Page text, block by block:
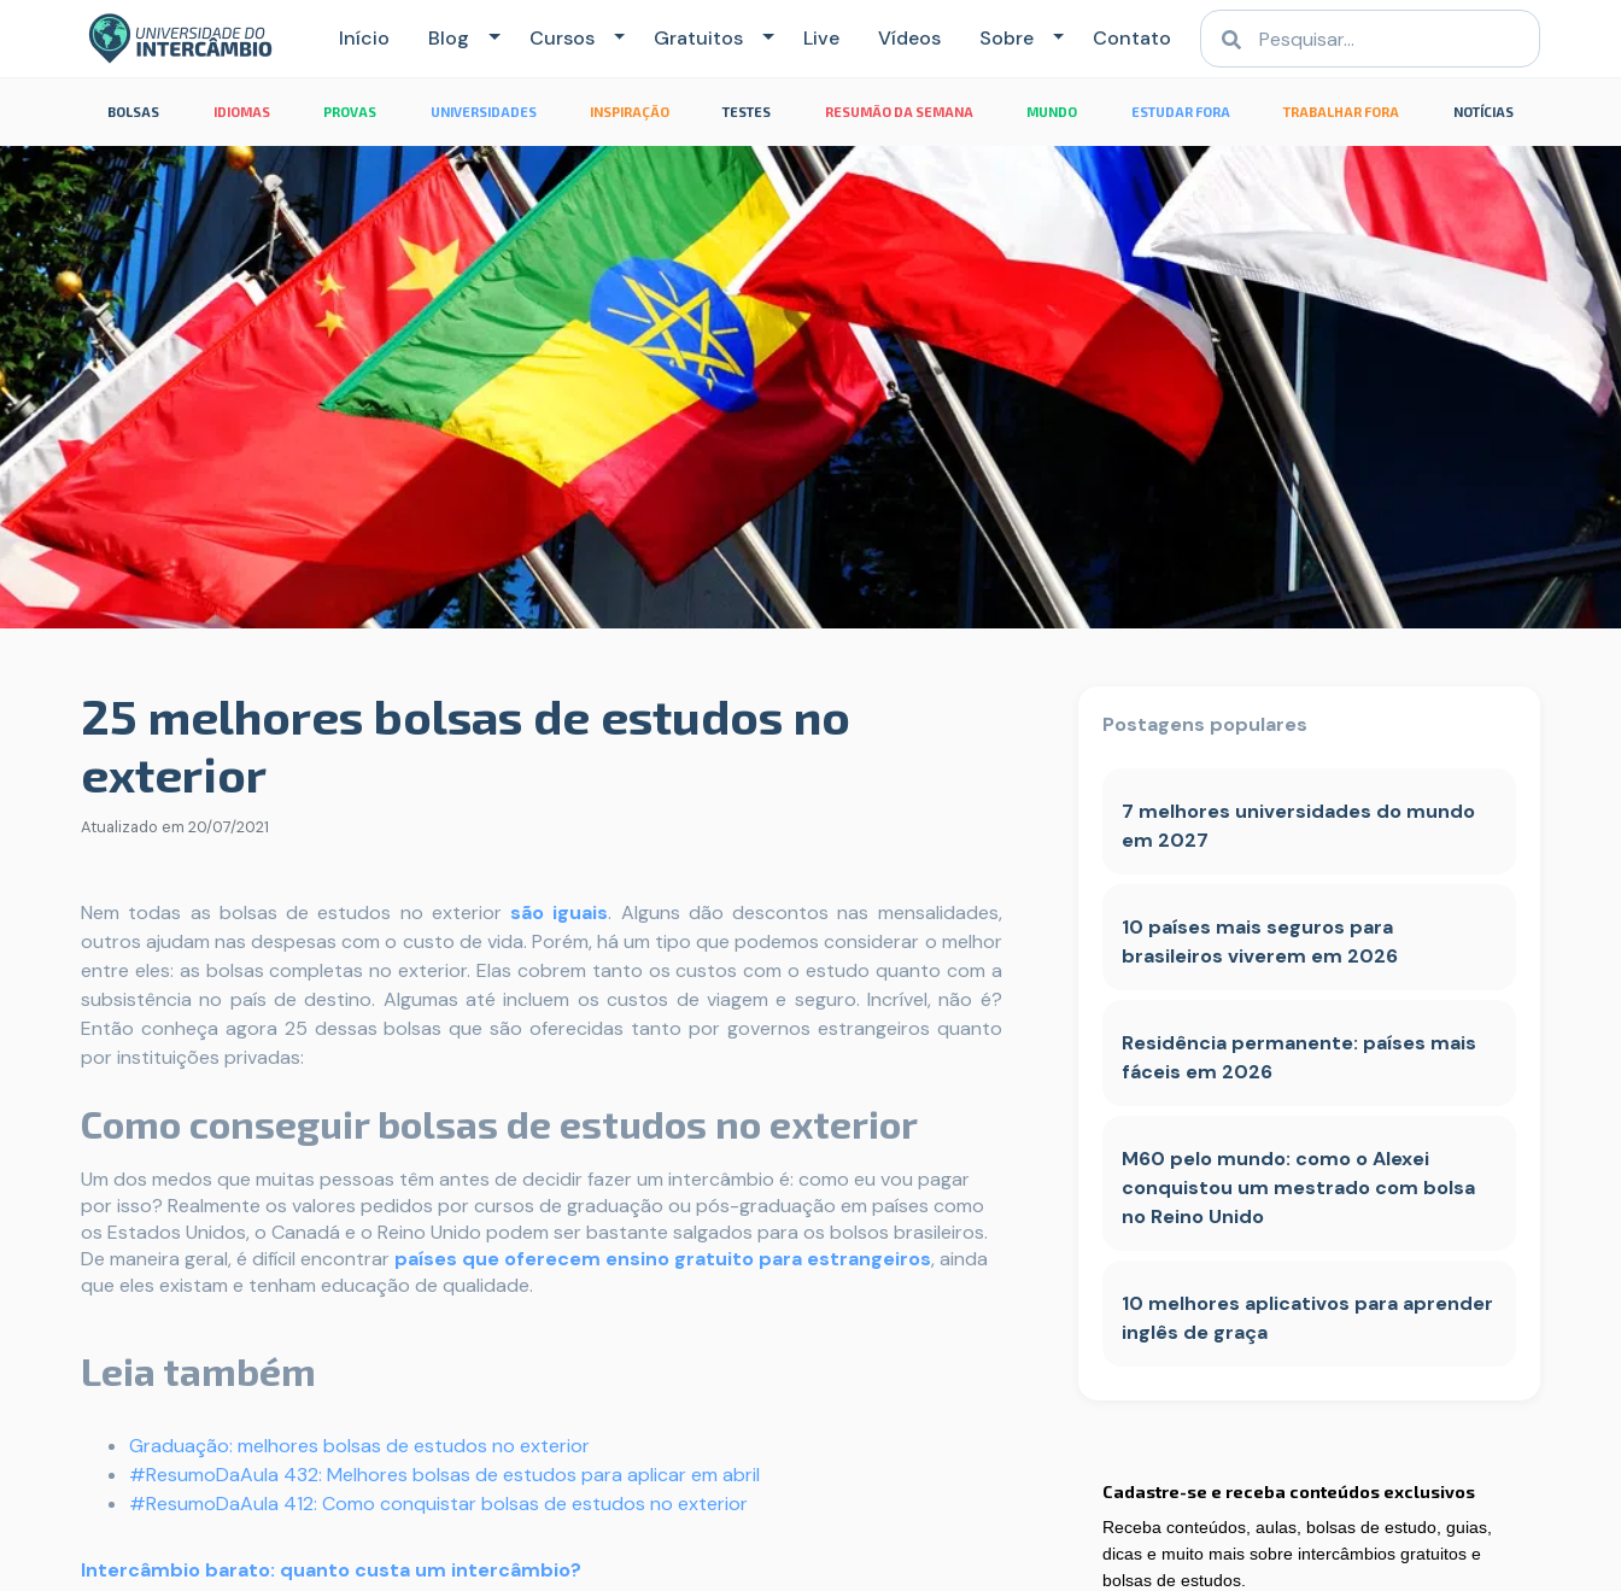
Início Blog Cursos Gratuitos Live Vídeos Sobre Contato
BOLSAS IDIOMAS PROVAS UNIVERSIDADES INSPIRAÇÃO TESTES RESUMÃO DA SEMANA MUNDO ESTUDAR FORA TRABALHAR FORA NOTÍCIAS
25 melhores bolsas de estudos no
exterior
Atualizado em 20/07/2021
Nem todas as bolsas de estudos no exterior são iguais. Alguns dão descontos nas mensalidades,
outros ajudam nas despesas com o custo de vida. Porém, há um tipo que podemos considerar o melhor
entre eles: as bolsas completas no exterior. Elas cobrem tanto os custos com o estudo quanto com a
subsistência no país de destino. Algumas até incluem os custos de viagem e seguro. Incrível, não é?
Então conheça agora 25 dessas bolsas que são oferecidas tanto por governos estrangeiros quanto
por instituições privadas:
Como conseguir bolsas de estudos no exterior
Um dos medos que muitas pessoas têm antes de decidir fazer um intercâmbio é: como eu vou pagar
por isso? Realmente os valores pedidos por cursos de graduação ou pós-graduação em países como
os Estados Unidos, o Canadá e o Reino Unido podem ser bastante salgados para os bolsos brasileiros.
De maneira geral, é difícil encontrar países que oferecem ensino gratuito para estrangeiros, ainda
que eles existam e tenham educação de qualidade.
Leia também
Graduação: melhores bolsas de estudos no exterior
#ResumoDaAula 432: Melhores bolsas de estudos para aplicar em abril
#ResumoDaAula 412: Como conquistar bolsas de estudos no exterior
Intercâmbio barato: quanto custa um intercâmbio?
Postagens populares
7 melhores universidades do mundo
em 2027
10 países mais seguros para
brasileiros viverem em 2026
Residência permanente: países mais
fáceis em 2026
M60 pelo mundo: como o Alexei
conquistou um mestrado com bolsa
no Reino Unido
10 melhores aplicativos para aprender
inglês de graça
Cadastre-se e receba conteúdos exclusivos
Receba conteúdos, aulas, bolsas de estudo, guias,
dicas e muito mais sobre intercâmbios gratuitos e
bolsas de estudos.